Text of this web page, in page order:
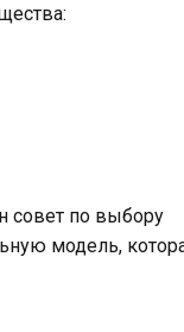
совет по выбору
модель,